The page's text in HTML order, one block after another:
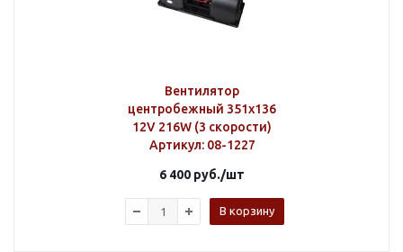
Вентилятор
центробежный 351х136
12V 216W (3 скорости)
Артикул: 08-1227
6 400 руб./шт
В корзину